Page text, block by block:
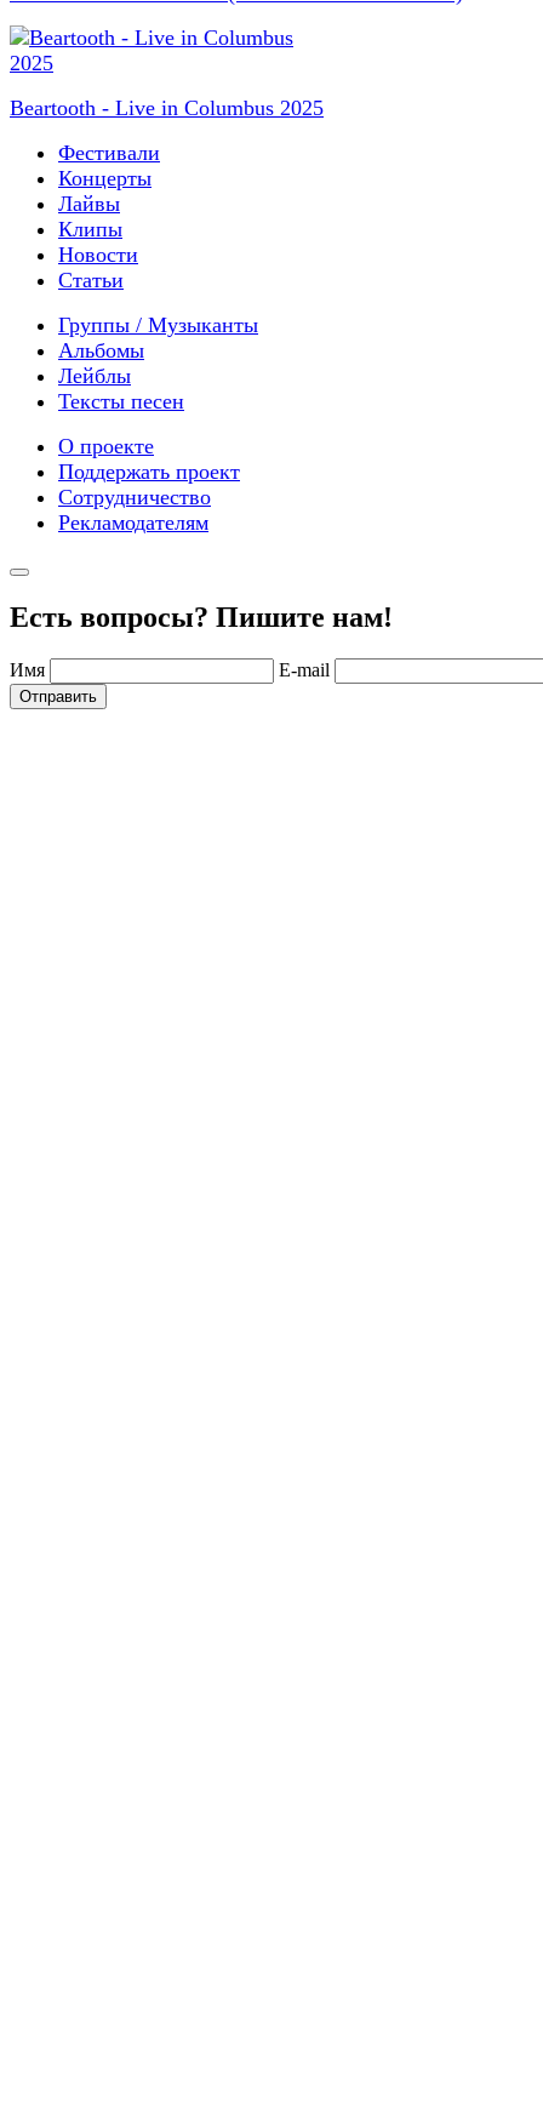
Beartooth - Live in Columbus 2025
Фестивали
Концерты
Лайвы
Клипы
Новости
Статьи
Группы / Музыканты
Альбомы
Лейблы
Тексты песен
О проекте
Поддержать проект
Сотрудничество
Рекламодателям
Есть вопросы? Пишите нам!
Имя E-mail